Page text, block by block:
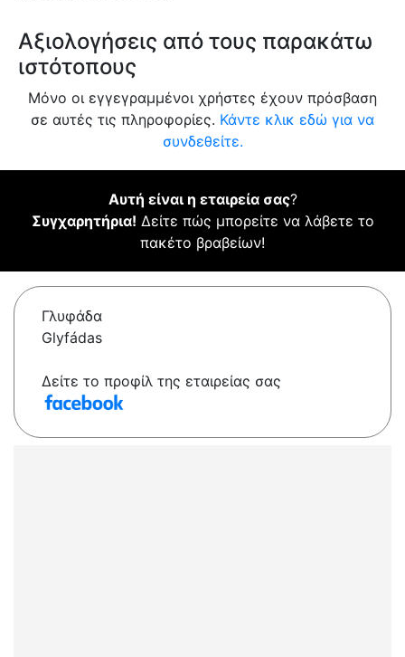
Αξιολογήσεις από τους παρακάτω
ιστότοπους
Μόνο οι εγγεγραμμένοι χρήστες έχουν πρόσβαση
σε αυτές τις πληροφορίες. Κάντε κλικ εδώ για να
συνδεθείτε.
Αυτή είναι η εταιρεία σας?
Συγχαρητήρια! Δείτε πώς μπορείτε να λάβετε το
πακέτο βραβείων!
Γλυφάδα
Glyfádas
Δείτε το προφίλ της εταιρείας σας